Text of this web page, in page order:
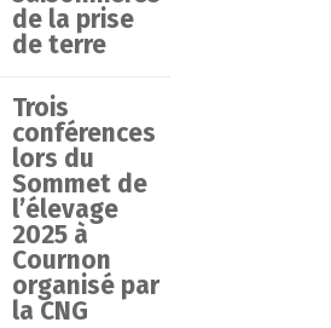
de la prise
de terre
Trois
conférences
lors du
Sommet de
l’élevage
2025 à
Cournon
organisé par
la CNG